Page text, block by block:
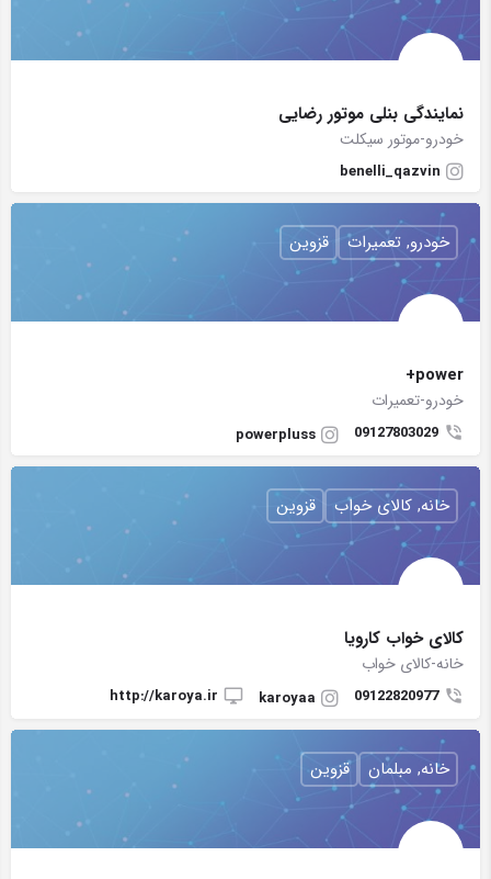
نمایندگی بنلی موتور رضایی
خودرو-موتور سیکلت
benelli_qazvin
power+
خودرو-تعمیرات
09127803029
powerpluss
خودرو, تعمیرات قزوین
کالای خواب کارویا
خانه-کالای خواب
09122820977
karoyaa
http://karoya.ir
خانه, کالای خواب قزوین
خانه, مبلمان قزوین